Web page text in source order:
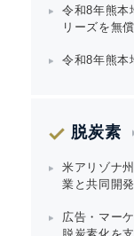
令和8年熊本
リーズを無
令和8年熊本
脱炭素
米アリゾナ
業と共同開発
広告・マー